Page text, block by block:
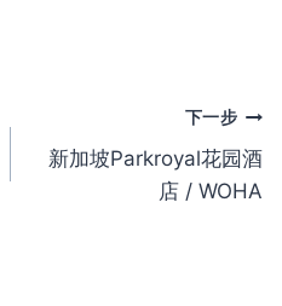
下一步
新加坡Parkroyal花园酒
店 / WOHA